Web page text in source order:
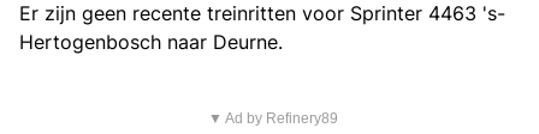
Er zijn geen recente treinritten voor Sprinter 4463 's-
Hertogenbosch naar Deurne.
▼ Ad by Refinery89